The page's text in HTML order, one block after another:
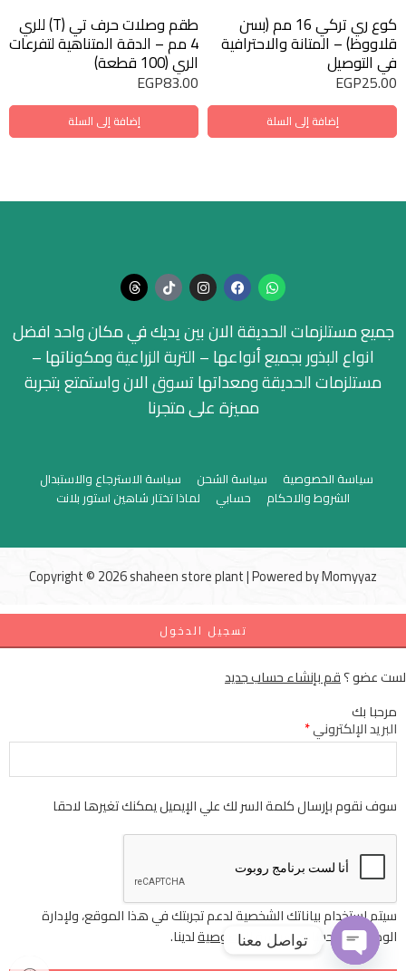
كوع ري تركي 16 مم (بسن
قلاووظ) – المتانة والاحترافية
في التوصيل
EGP25.00
إضافة إلى السلة
طقم وصلات حرف تي (T) للري
4 مم – الدقة المتناهية لتفرعات
الري (100 قطعة)
EGP83.00
إضافة إلى السلة
جميع مستلزمات الحديقة الان بين يديك في مكان واحد افضل
انواع البذور بجميع أنواعها – التربة الزراعية ومكوناتها –
مستلزمات الحديقة ومعداتها تسوق الان واستمتع بتجربة
مميزة على متجرنا
سياسة الخصوصية سياسة الشحن
سياسة الاسترجاع والاستبدال
الشروط والاحكام
حسابي لماذا تختار شاهين استور بلانت
Copyright © 2026 shaheen store plant | Powered byMomyyaz
تسجيل الدخول
لست عضو ؟قم بإنشاء حساب جديد
مرحبا بك
البريد الإلكتروني*
سوف نقوم بإرسال كلمة السر لك علي الإيميل يمكنك تغيرها لاحقا
سيتم استخدام بياناتك الشخصية لدعم تجربتك في هذا الموقع، ولإدارة
الوصول إلى حسابكسياسة الخصوصيةلدينا. تواصل معنا